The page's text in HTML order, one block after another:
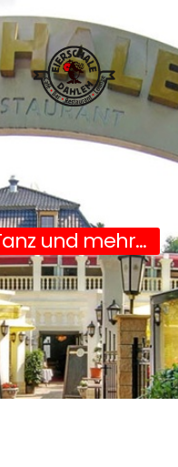
und mehr...